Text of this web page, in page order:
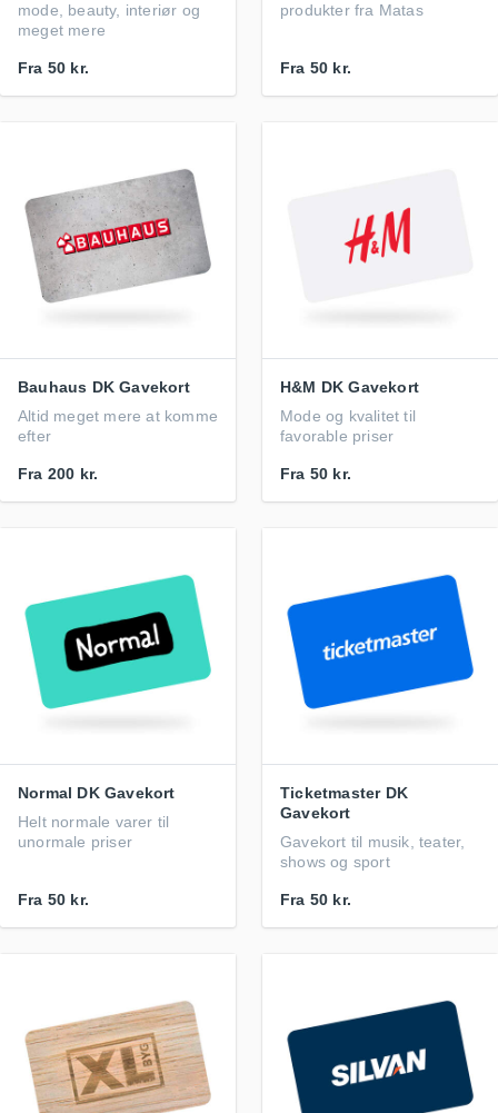
mode, beauty, interiør og
meget mere
Fra 50 kr.
produkter fra Matas
Fra 50 kr.
Bauhaus DK Gavekort
Altid meget mere at komme
efter
Fra 200 kr.
H&M DK Gavekort
Mode og kvalitet til
favorable priser
Fra 50 kr.
Normal DK Gavekort
Helt normale varer til
unormale priser
Fra 50 kr.
Ticketmaster DK
Gavekort
Gavekort til musik, teater,
shows og sport
Fra 50 kr.